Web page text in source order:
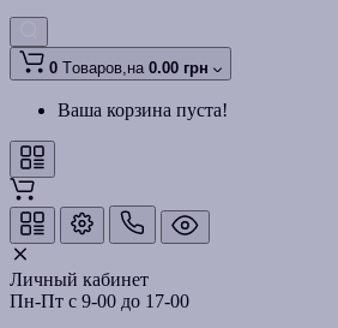
0 Tоваров,на 0.00 грн
Ваша корзина пуста!
Личный кабинет
Пн-Пт с 9-00 до 17-00